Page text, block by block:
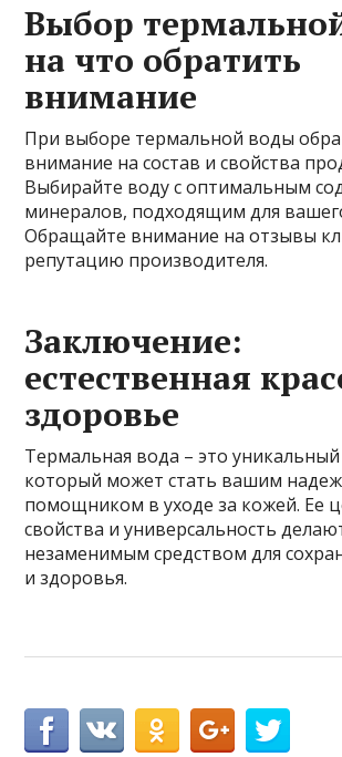
Выбор
на что обратить
внимание
При выборе термальной воды
внимание на состав и свойства
Выбирайте воду с оптимальным
минералов, подходящим для
Обращайте внимание на отзывы
репутацию производителя.
Заключение:
естественная
здоровье
Термальная вода – это
который может стать вашим
помощником в уходе за кожей. Ее
свойства и универсальность
незаменимым средством для
и здоровья.